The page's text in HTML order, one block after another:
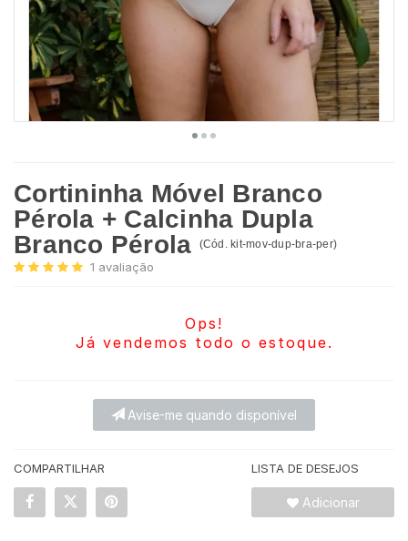
Cortininha Móvel Branco
Pérola + Calcinha Dupla
Branco Pérola
(Cód. kit-mov-dup-bra-per)
1 avaliação
Ops!
Já vendemos todo o estoque.
Avise-me quando disponível
COMPARTILHAR LISTA DE DESEJOS
Adicionar